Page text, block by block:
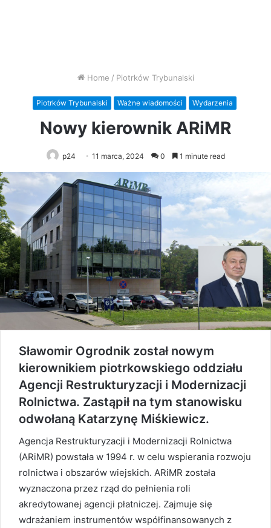
Home / Piotrków Trybunalski
Piotrków Trybunalski Ważne wiadomości Wydarzenia
Nowy kierownik ARiMR
p24 11 marca, 2024 0 1 minute read
Sławomir Ogrodnik został nowym
kierownikiem piotrkowskiego oddziału
Agencji Restrukturyzacji i Modernizacji
Rolnictwa. Zastąpił na tym stanowisku
odwołaną Katarzynę Miśkiewicz.
Agencja Restrukturyzacji i Modernizacji Rolnictwa
(ARiMR) powstała w 1994 r. w celu wspierania rozwoju
rolnictwa i obszarów wiejskich. ARiMR została
wyznaczona przez rząd do pełnienia roli
akredytowanej agencji płatniczej. Zajmuje się
wdrażaniem instrumentów współfinansowanych z